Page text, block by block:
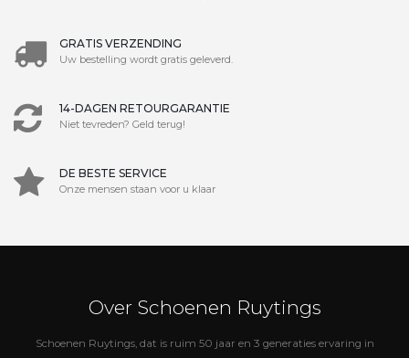
GRATIS VERZENDING
Uw bestelling wordt gratis geleverd.
14-DAGEN RETOURGARANTIE
Niet tevreden? Geld terug!
DE BESTE SERVICE
Onze mensen staan voor u klaar
Over Schoenen Ruytings
Schoenen Ruytings, dat is ruim 50 jaar en 3 generaties ervaring in